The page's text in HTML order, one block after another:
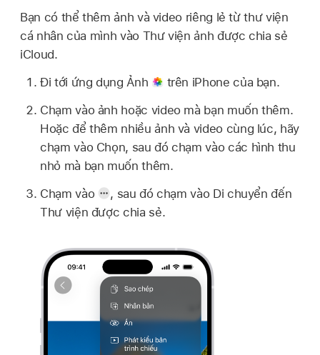
Bạn có thể thêm ảnh và video riêng lẻ từ thư viện
cá nhân của mình vào Thư viện ảnh được chia sẻ
iCloud.
Đi tới ứng dụng Ảnh
trên iPhone của bạn.
Chạm vào ảnh hoặc video mà bạn muốn thêm.
Hoặc để thêm nhiều ảnh và video cùng lúc, hãy
chạm vào Chọn, sau đó chạm vào các hình thu
nhỏ mà bạn muốn thêm.
Chạm vào
, sau đó chạm vào Di chuyển đến
Thư viện được chia sẻ.